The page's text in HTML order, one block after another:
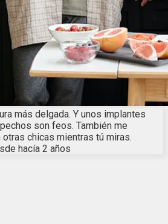
más delgada. Y unos implantes
son feos. También me
chicas mientras tú miras.
hacía 2 años